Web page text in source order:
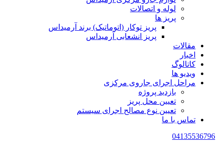
لوله و اتصالات
پریز ها
پریز توکار (اتوماتیک) برند آرمیداس
پریز انشعابی آرمیداس
مقالات
اخبار
کاتالوگ
ویدیو ها
مراحل اجرای جاروی مرکزی
بازدید پروژه
تعیین محل پریز
تعیین نوع مصالح اجرای سیستم
تماس با ما
04135536796